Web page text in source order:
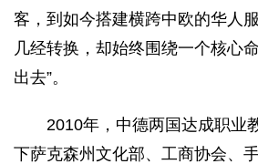
客，到如今搭建横跨中欧的华人
几经转换，却始终围绕一个核心
出去”。
2010年，中德两国达成职业
下萨克森州文化部、工商协会、